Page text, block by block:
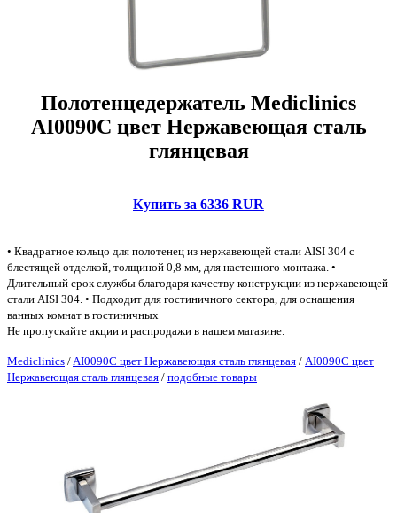
Полотенцедержатель Mediclinics
AI0090C цвет Нержавеющая сталь
глянцевая
Купить за 6336 RUR
• Квадратное кольцо для полотенец из нержавеющей стали AISI 304 с
блестящей отделкой, толщиной 0,8 мм, для настенного монтажа. •
Длительный срок службы благодаря качеству конструкции из нержавеющей
стали AISI 304. • Подходит для гостиничного сектора, для оснащения
ванных комнат в гостиничных
Не пропускайте акции и распродажи в нашем магазине.
Mediclinics /AI0090C цвет Нержавеющая сталь глянцевая / AI0090C цвет
Нержавеющая сталь глянцевая / подобные товары